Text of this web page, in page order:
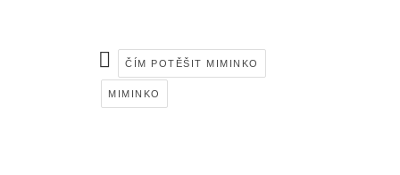
ČÍM POTĚŠIT MIMINKO
MIMINKO